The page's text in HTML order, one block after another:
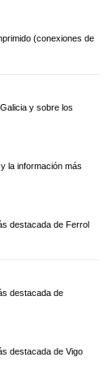
(conexiones de
y sobre los
la información más
destacada de Ferrol
destacada de
destacada de Vigo